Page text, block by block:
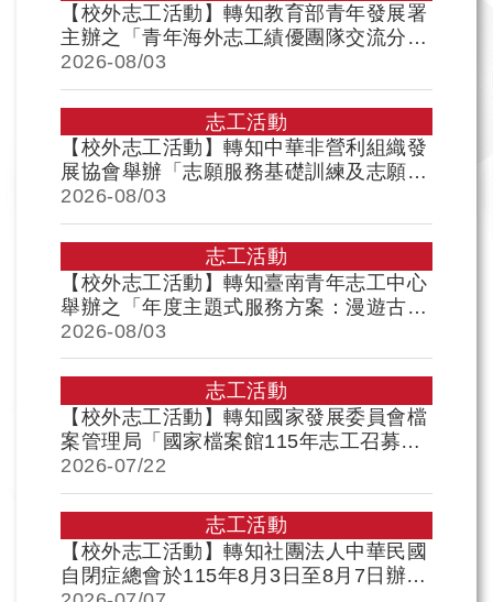
【校外志工活動】轉知教育部青年發展署
主辦之「青年海外志工績優團隊交流分享
會徵選活動」，歡迎本校師生踴躍報名參
加，請 查照
2026-08/03
志工活動
【校外志工活動】轉知中華非營利組織發
展協會舉辦「志願服務基礎訓練及志願服
務特殊訓練-社會福利類」，報名即將於
115年8月3日（星期一）截止，目前尚有
名額，敬請把握時間。歡迎各位同仁及同
學報名參加!
2026-08/03
志工活動
【校外志工活動】轉知臺南青年志工中心
舉辦之「年度主題式服務方案：漫遊古都
走讀在400年後」志工服務及相關培訓，
歡迎各位同學報名參加，請 查照
2026-08/03
志工活動
【校外志工活動】轉知國家發展委員會檔
案管理局「國家檔案館115年志工召募簡
章」及海報電子檔，歡迎本校師生踴躍報
名參加，請查照
2026-07/22
志工活動
【校外志工活動】轉知社團法人中華民國
自閉症總會於115年8月3日至8月7日辦理